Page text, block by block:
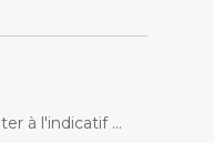
à l'indicatif ...